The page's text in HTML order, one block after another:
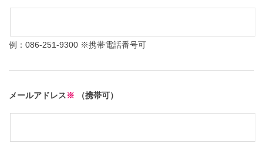
例：086-251-9300 ※携帯電話番号可
メールアドレス※ （携帯可）